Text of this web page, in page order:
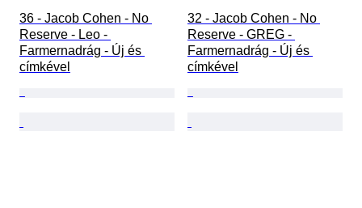
36 - Jacob Cohen - No
Reserve - Leo -
Farmernadrág - Új és
címkével
32 - Jacob Cohen - No
Reserve - GREG -
Farmernadrág - Új és
címkével